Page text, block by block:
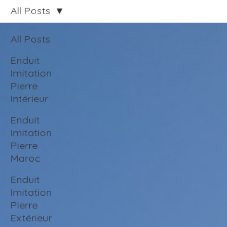
All Posts
Enduit
Imitation
Pierre
Intérieur
Enduit
Imitation
Pierre
Maroc
Enduit
Imitation
Pierre
Extérieur
All Posts